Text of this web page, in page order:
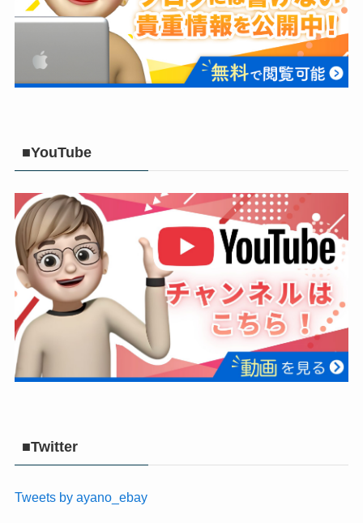
■YouTube
■Twitter
Tweets by ayano_ebay